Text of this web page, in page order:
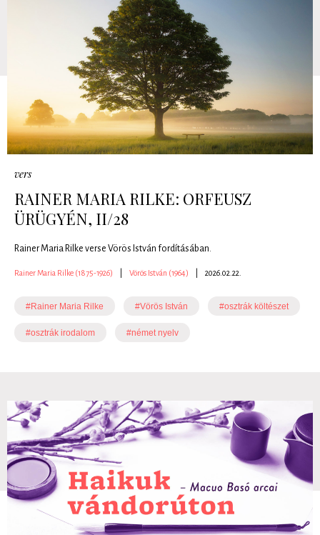
vers
RAINER MARIA RILKE: ORFEUSZ
ÜRÜGYÉN, II/28
Rainer Maria Rilke verse Vörös István fordításában.
Rainer Maria Rilke (1875-1926) Vörös István (1964) 2026.02.22.
#Rainer Maria Rilke #Vörös István #osztrák költészet
#osztrák irodalom #német nyelv